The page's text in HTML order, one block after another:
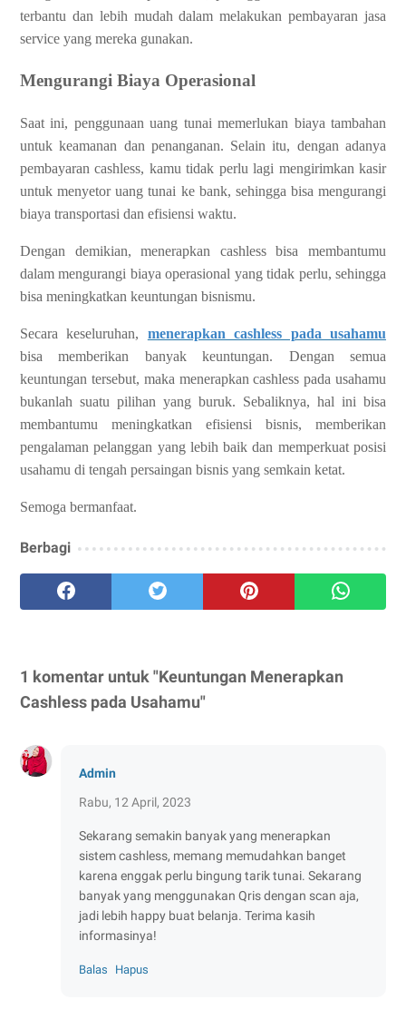
terbantu dan lebih mudah dalam melakukan pembayaran jasa
service yang mereka gunakan.
Mengurangi Biaya Operasional
Saat ini, penggunaan uang tunai memerlukan biaya tambahan
untuk keamanan dan penanganan. Selain itu, dengan adanya
pembayaran cashless, kamu tidak perlu lagi mengirimkan kasir
untuk menyetor uang tunai ke bank, sehingga bisa mengurangi
biaya transportasi dan efisiensi waktu.
Dengan demikian, menerapkan cashless bisa membantumu
dalam mengurangi biaya operasional yang tidak perlu, sehingga
bisa meningkatkan keuntungan bisnismu.
Secara keseluruhan, menerapkan cashless pada usahamu
bisa memberikan banyak keuntungan. Dengan semua
keuntungan tersebut, maka menerapkan cashless pada usahamu
bukanlah suatu pilihan yang buruk. Sebaliknya, hal ini bisa
membantumu meningkatkan efisiensi bisnis, memberikan
pengalaman pelanggan yang lebih baik dan memperkuat posisi
usahamu di tengah persaingan bisnis yang semkain ketat.
Semoga bermanfaat.
Berbagi
1 komentar untuk "Keuntungan Menerapkan
Cashless pada Usahamu"
Admin
Rabu, 12 April, 2023
Sekarang semakin banyak yang menerapkan
sistem cashless, memang memudahkan banget
karena enggak perlu bingung tarik tunai. Sekarang
banyak yang menggunakan Qris dengan scan aja,
jadi lebih happy buat belanja. Terima kasih
informasinya!
Balas Hapus